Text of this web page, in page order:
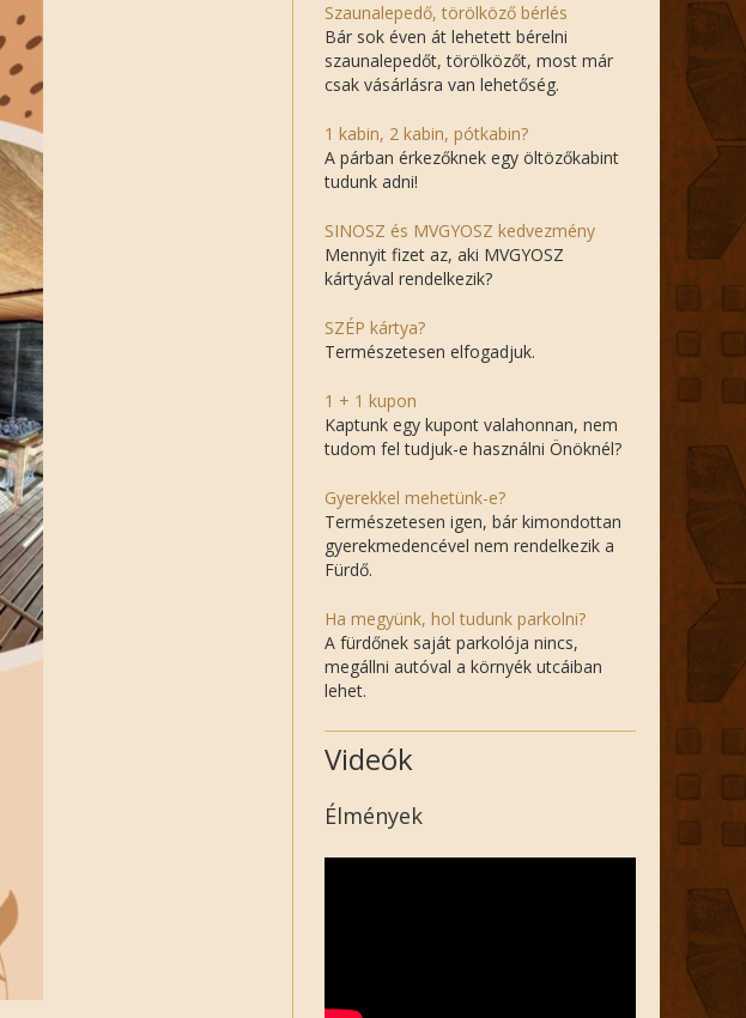
Szaunalepedő, törölköző bérlés
Bár sok éven át lehetett bérelni
szaunalepedőt, törölközőt, most már
csak vásárlásra van lehetőség.
1 kabin, 2 kabin, pótkabin?
A párban érkezőknek egy öltözőkabint
tudunk adni!
SINOSZ és MVGYOSZ kedvezmény
Mennyit fizet az, aki MVGYOSZ
kártyával rendelkezik?
SZÉP kártya?
Természetesen elfogadjuk.
1 + 1 kupon
Kaptunk egy kupont valahonnan, nem
tudom fel tudjuk-e használni Önöknél?
Gyerekkel mehetünk-e?
Természetesen igen, bár kimondottan
gyerekmedencével nem rendelkezik a
Fürdő.
Ha megyünk, hol tudunk parkolni?
A fürdőnek saját parkolója nincs,
megállni autóval a környék utcáiban
lehet.
Videók
Élmények